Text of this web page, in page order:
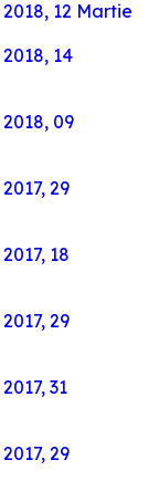
12 Martie
14
09
29
18
29
31
29